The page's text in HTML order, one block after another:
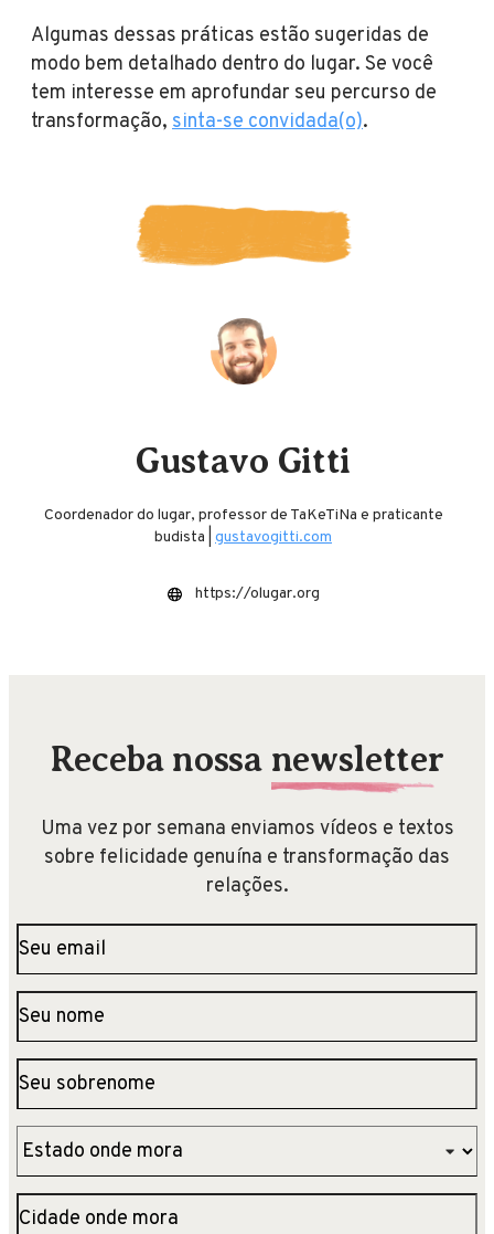
Algumas dessas práticas estão sugeridas de
modo bem detalhado dentro do lugar. Se você
tem interesse em aprofundar seu percurso de
transformação, sinta-se convidada(o).
Gustavo Gitti
Coordenador do lugar, professor de TaKeTiNa e praticante
budista | gustavogitti.com
https://olugar.org
Receba nossa newsletter
Uma vez por semana enviamos vídeos e textos
sobre felicidade genuína e transformação das
relações.